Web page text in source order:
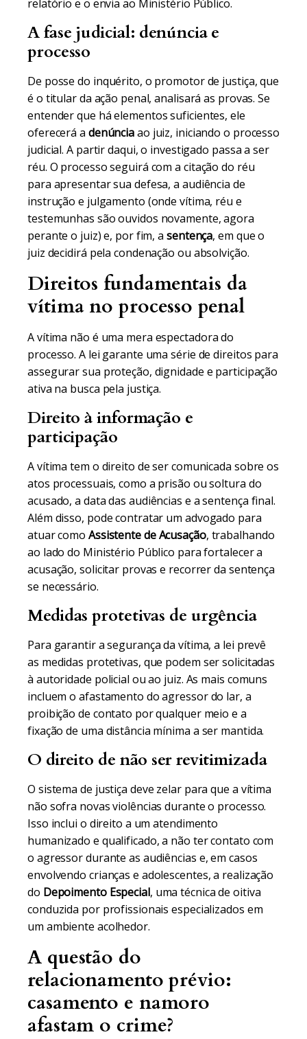
relatório e o envia ao Ministério Público.
A fase judicial: denúncia e
processo
De posse do inquérito, o promotor de justiça, que
é o titular da ação penal, analisará as provas. Se
entender que há elementos suficientes, ele
oferecerá a denúnciaao juiz, iniciando o processo
judicial. A partir daqui, o investigado passa a ser
réu. O processo seguirá com a citação do réu
para apresentar sua defesa, a audiência de
instrução e julgamento (onde vítima, réu e
testemunhas são ouvidos novamente, agora
perante o juiz) e, por fim, a sentença, em que o
juiz decidirá pela condenação ou absolvição.
Direitos fundamentais da
vítima no processo penal
A vítima não é uma mera espectadora do
processo. A lei garante uma série de direitos para
assegurar sua proteção, dignidade e participação
ativa na busca pela justiça.
Direito à informação e
participação
A vítima tem o direito de ser comunicada sobre os
atos processuais, como a prisão ou soltura do
acusado, a data das audiências e a sentença final.
Além disso, pode contratar um advogado para
atuar como Assistente de Acusação, trabalhando
ao lado do Ministério Público para fortalecer a
acusação, solicitar provas e recorrer da sentença
se necessário.
Medidas protetivas de urgência
Para garantir a segurança da vítima, a lei prevê
as medidas protetivas, que podem ser solicitadas
à autoridade policial ou ao juiz. As mais comuns
incluem o afastamento do agressor do lar, a
proibição de contato por qualquer meio e a
fixação de uma distância mínima a ser mantida.
O direito de não ser revitimizada
O sistema de justiça deve zelar para que a vítima
não sofra novas violências durante o processo.
Isso inclui o direito a um atendimento
humanizado e qualificado, a não ter contato com
o agressor durante as audiências e, em casos
envolvendo crianças e adolescentes, a realização
do Depoimento Especial, uma técnica de oitiva
conduzida por profissionais especializados em
um ambiente acolhedor.
A questão do
relacionamento prévio:
casamento e namoro
afastam o crime?